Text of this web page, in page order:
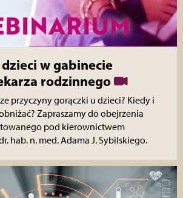
w gabinecie
rodzinnego
przyczyny gorączki u dzieci? Kiedy i
Zapraszamy do obejrzenia
pod kierownictwem
hab. n. med. Adama J. Sybilskiego.